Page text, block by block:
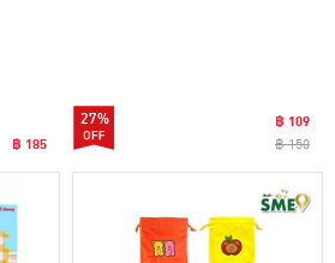
฿ 185
27%
฿ 109
฿ 150